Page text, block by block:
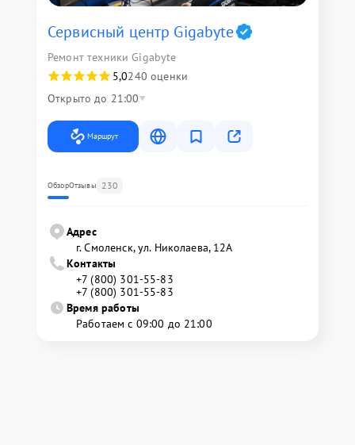
Сервисный центр Gigabyte
Ремонт техники Gigabyte
5,0240 оценки
Открыто до 21:00
Маршрут
ОбзорОтзывы 230
Адрес
г. Смоленск, ул. Николаева, 12А
Контакты
+7 (800) 301-55-83
+7 (800) 301-55-83
Время работы
Работаем с 09:00 до 21:00